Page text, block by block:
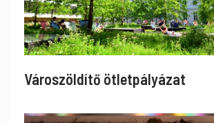
Városzöldítő ötletpályázat